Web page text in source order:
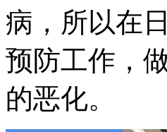
病，所以在
预防工作，
的恶化。